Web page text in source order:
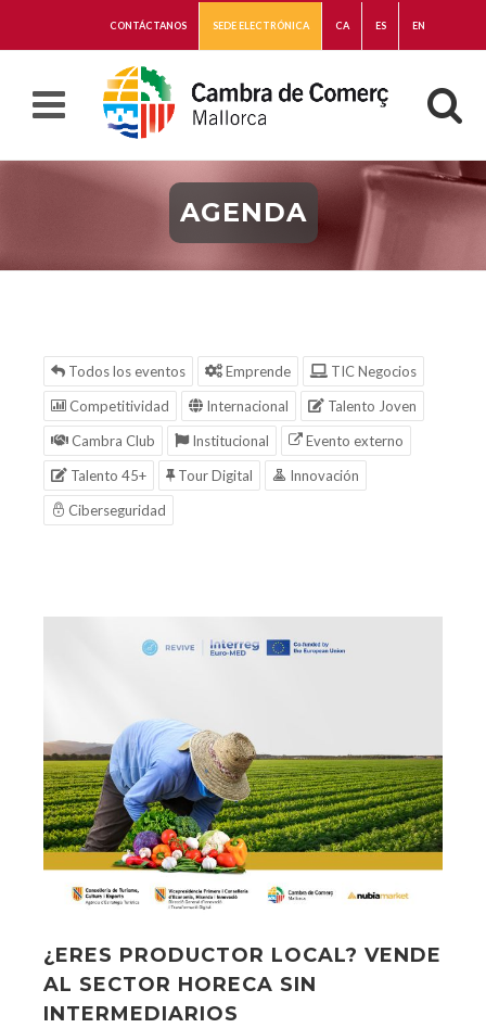
CONTÁCTANOS SEDE ELECTRÓNICA CA ES EN
AGENDA
Todos los eventos Emprende
TIC Negocios
Competitividad
Internacional
Talento Joven
Cambra Club
Institucional
Evento externo
Talento 45+
Tour Digital
Innovación
Ciberseguridad
¿ERES PRODUCTOR LOCAL? VENDE
AL SECTOR HORECA SIN
INTERMEDIARIOS